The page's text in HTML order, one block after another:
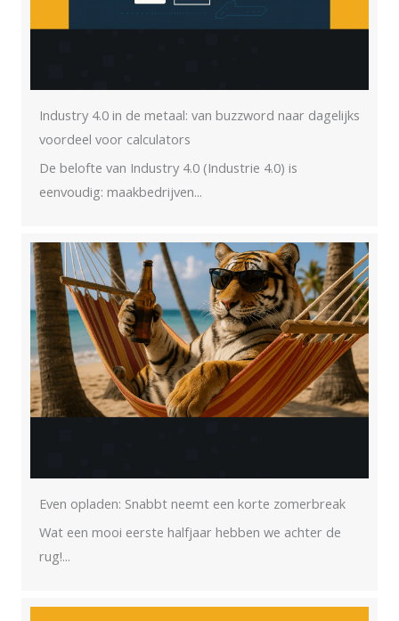
Industry 4.0 in de metaal: van buzzword naar dagelijks
voordeel voor calculators
De belofte van Industry 4.0 (Industrie 4.0) is
eenvoudig: maakbedrijven...
Even opladen: Snabbt neemt een korte zomerbreak
Wat een mooi eerste halfjaar hebben we achter de
rug!...